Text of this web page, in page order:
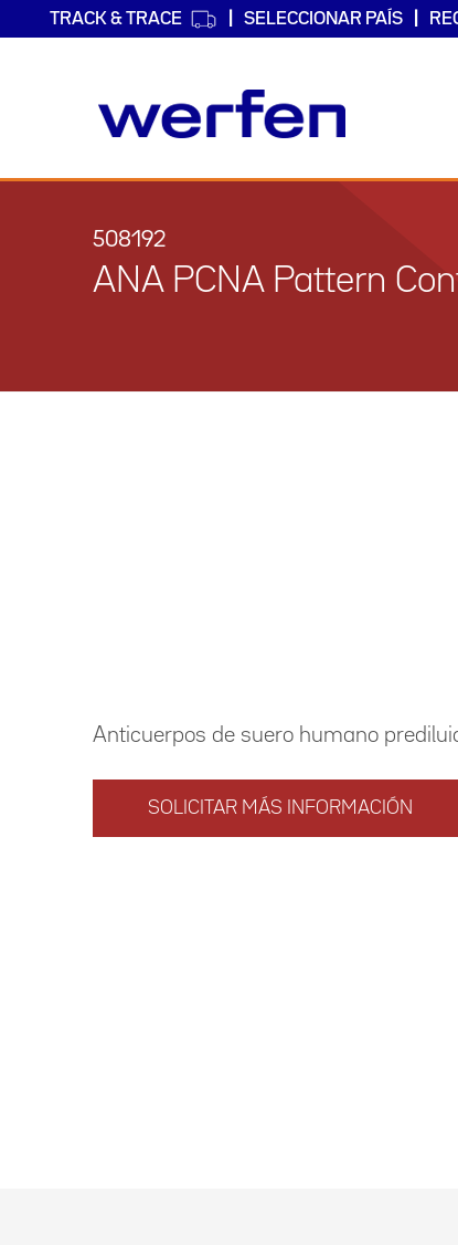
TRACK & TRACE SELECCIONAR PAÍS
508192
ANA PCNA Pattern
Anticuerpos de suero humano
SOLICITAR MÁS INFORMACIÓN